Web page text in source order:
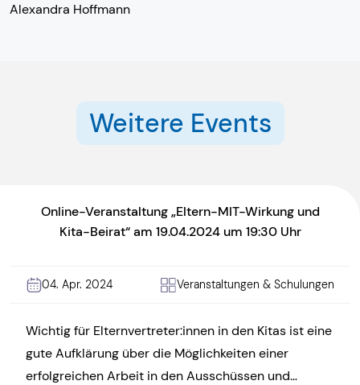
Alexandra Hoffmann
Weitere Events
Online-Veranstaltung „Eltern-MIT-Wirkung und
Kita-Beirat“ am 19.04.2024 um 19:30 Uhr
04. Apr. 2024 Veranstaltungen & Schulungen
Wichtig für Elternvertreter:innen in den Kitas ist eine
gute Aufklärung über die Möglichkeiten einer
erfolgreichen Arbeit in den Ausschüssen und